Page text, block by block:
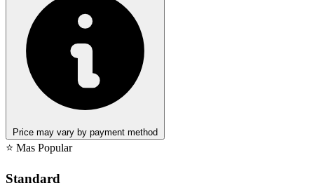
Price may vary by payment method
⭐ Mas Popular
Standard